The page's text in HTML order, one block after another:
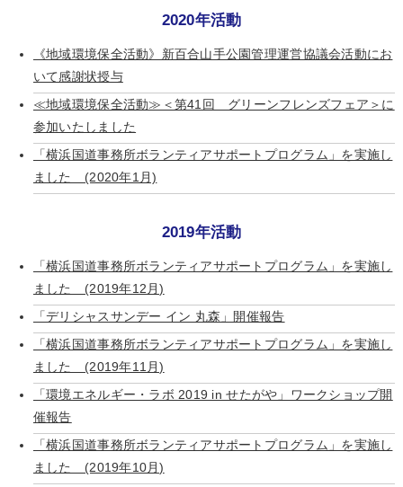
2020年活動
《地域環境保全活動》新百合山手公園管理運営協議会活動にお
いて感謝状授与
≪地域環境保全活動≫＜第41回 グリーンフレンズフェア＞に
参加いたしました
「横浜国道事務所ボランティアサポートプログラム」を実施し
ました (2020年1月)
2019年活動
「横浜国道事務所ボランティアサポートプログラム」を実施し
ました (2019年12月)
「デリシャスサンデー イン 丸森」開催報告
「横浜国道事務所ボランティアサポートプログラム」を実施し
ました (2019年11月)
「環境エネルギー・ラボ 2019 in せたがや」ワークショップ開
催報告
「横浜国道事務所ボランティアサポートプログラム」を実施し
ました (2019年10月)